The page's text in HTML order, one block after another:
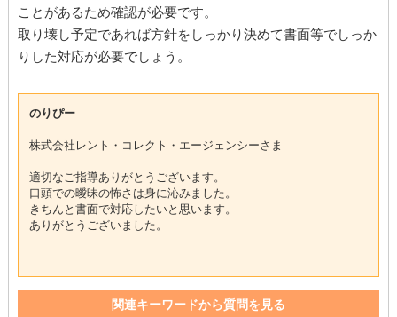
ことがあるため確認が必要です。
取り壊し予定であれば方針をしっかり決めて書面等でしっか
りした対応が必要でしょう。
のりぴー
株式会社レント・コレクト・エージェンシーさま
適切なご指導ありがとうございます。
口頭での曖昧の怖さは身に沁みました。
きちんと書面で対応したいと思います。
ありがとうございました。
関連キーワードから質問を見る